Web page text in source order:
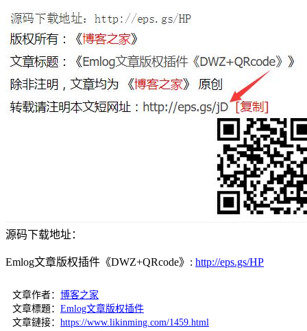
源码下载地址：
Emlog文章版权插件《DWZ+QRcode》: http://eps.gs/HP
文章作者： 博客之家
文章標題： Emlog文章版权插件
文章鏈接： https://www.likinming.com/1459.html